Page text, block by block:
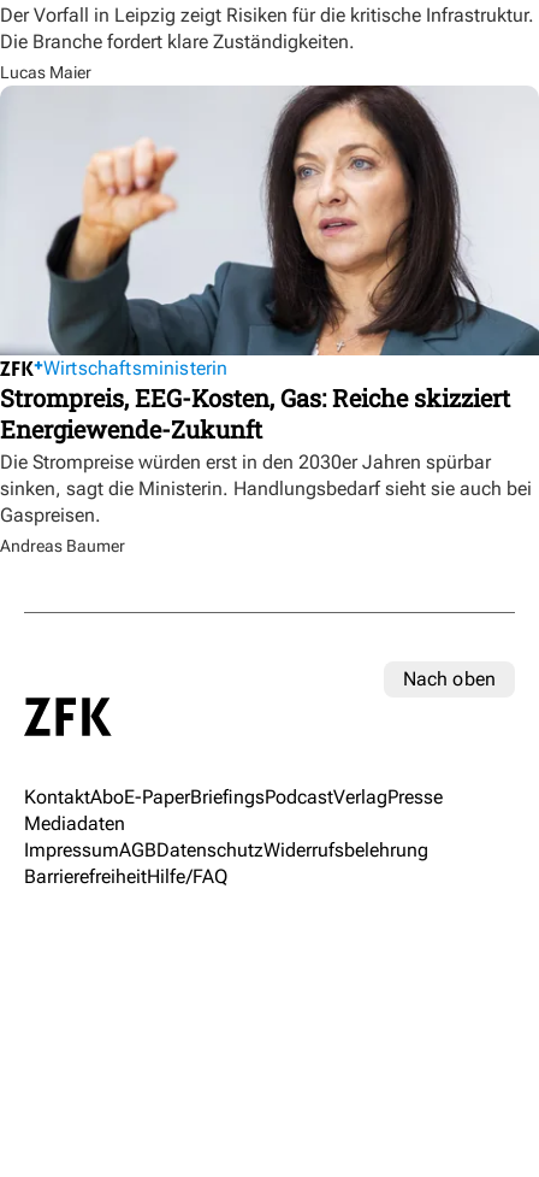
Der Vorfall in Leipzig zeigt Risiken für die kritische Infrastruktur.
Die Branche fordert klare Zuständigkeiten.
Lucas Maier
Wirtschaftsministerin
Strompreis, EEG-Kosten, Gas: Reiche skizziert
Energiewende-Zukunft
Die Strompreise würden erst in den 2030er Jahren spürbar
sinken, sagt die Ministerin. Handlungsbedarf sieht sie auch bei
Gaspreisen.
Andreas Baumer
Nach oben
KontaktAboE-PaperBriefingsPodcastVerlagPresse
Mediadaten
ImpressumAGBDatenschutzWiderrufsbelehrung
BarrierefreiheitHilfe/FAQ